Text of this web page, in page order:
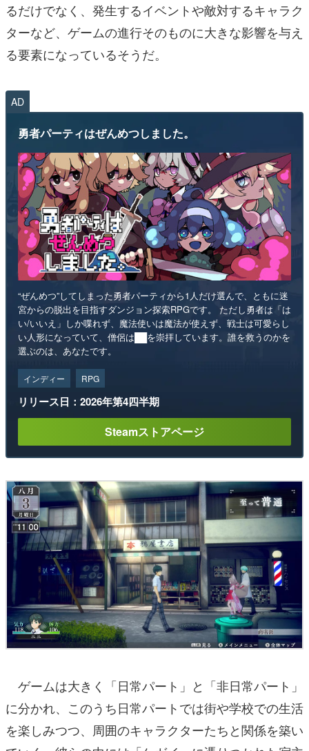
るだけでなく、発生するイベントや敵対するキャラク
ターなど、ゲームの進行そのものに大きな影響を与え
る要素になっているそうだ。
AD
勇者パーティはぜんめつしました。
“ぜんめつ”してしまった勇者パーティから1人だけ選んで、ともに迷
宮からの脱出を目指すダンジョン探索RPGです。 ただし勇者は「は
い/いいえ」しか喋れず、魔法使いは魔法が使えず、戦士は可愛らし
い人形になっていて、僧侶は██を崇拝しています。誰を救うのかを
選ぶのは、あなたです。
インディー RPG
リリース日：2026年第4四半期
Steamストアページ
ゲームは大きく「日常パート」と「非日常パート」
に分かれ、このうち日常パートでは街や学校での生活
を楽しみつつ、周囲のキャラクターたちと関係を築い